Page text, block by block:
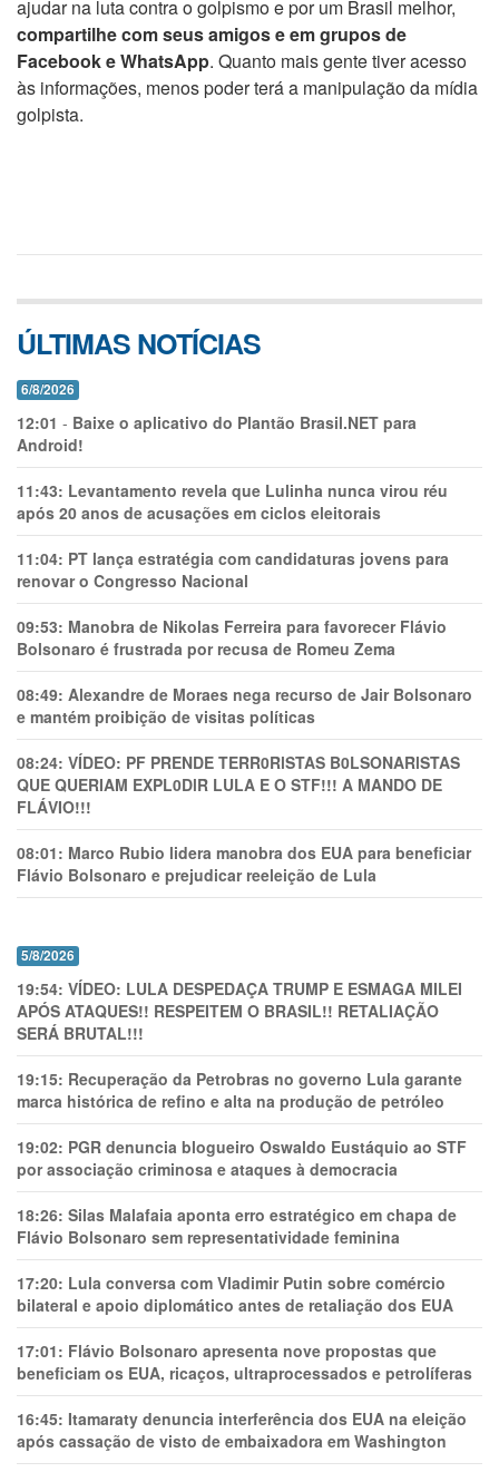
ajudar na luta contra o golpismo e por um Brasil melhor,
compartilhe com seus amigos e em grupos de
Facebook e WhatsApp. Quanto mais gente tiver acesso
às informações, menos poder terá a manipulação da mídia
golpista.
ÚLTIMAS NOTÍCIAS
6/8/2026
12:01 - Baixe o aplicativo do Plantão Brasil.NET para
Android!
11:43: Levantamento revela que Lulinha nunca virou réu
após 20 anos de acusações em ciclos eleitorais
11:04: PT lança estratégia com candidaturas jovens para
renovar o Congresso Nacional
09:53: Manobra de Nikolas Ferreira para favorecer Flávio
Bolsonaro é frustrada por recusa de Romeu Zema
08:49: Alexandre de Moraes nega recurso de Jair Bolsonaro
e mantém proibição de visitas políticas
08:24: VÍDEO: PF PRENDE TERR0RlSTAS B0LSONARlSTAS
QUE QUERIAM EXPL0DlR LULA E O STF!!! A MANDO DE
FLÁVIO!!!
08:01: Marco Rubio lidera manobra dos EUA para beneficiar
Flávio Bolsonaro e prejudicar reeleição de Lula
5/8/2026
19:54: VÍDEO: LULA DESPEDAÇA TRUMP E ESMAGA MILEI
APÓS ATAQUES!! RESPEITEM O BRASIL!! RETALIAÇÃO
SERÁ BRUTAL!!!
19:15: Recuperação da Petrobras no governo Lula garante
marca histórica de refino e alta na produção de petróleo
19:02: PGR denuncia blogueiro Oswaldo Eustáquio ao STF
por associação criminosa e ataques à democracia
18:26: Silas Malafaia aponta erro estratégico em chapa de
Flávio Bolsonaro sem representatividade feminina
17:20: Lula conversa com Vladimir Putin sobre comércio
bilateral e apoio diplomático antes de retaliação dos EUA
17:01: Flávio Bolsonaro apresenta nove propostas que
beneficiam os EUA, ricaços, ultraprocessados e petrolíferas
16:45: Itamaraty denuncia interferência dos EUA na eleição
após cassação de visto de embaixadora em Washington